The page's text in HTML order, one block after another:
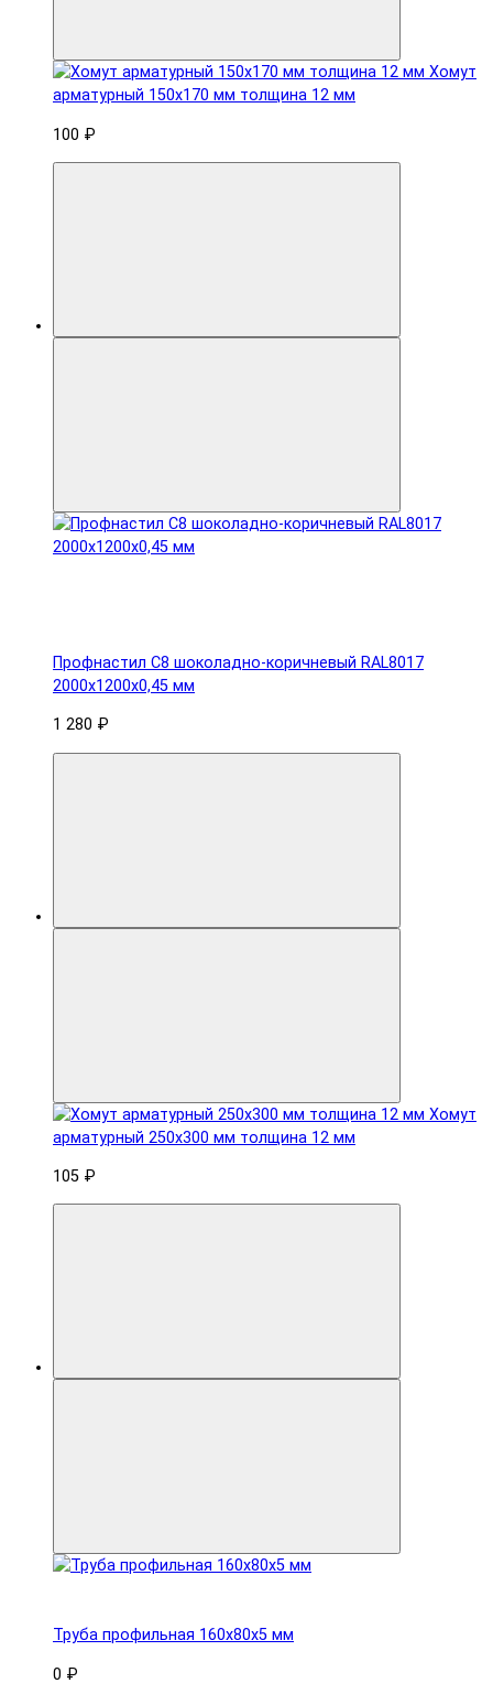
Хомут
арматурный 150x170 мм толщина 12 мм
100 ₽
Профнастил С8 шоколадно-коричневый RAL8017
2000х1200х0,45 мм
1 280 ₽
Хомут
арматурный 250x300 мм толщина 12 мм
105 ₽
Труба профильная 160x80х5 мм
0 ₽